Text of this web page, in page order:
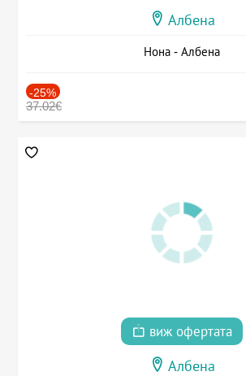
Албена
Нона - Албена
-25%
37.02€
виж офертата
Албена